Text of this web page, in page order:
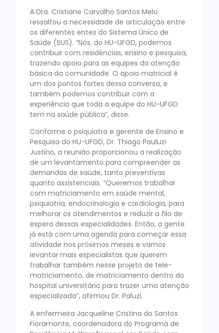
A Dra. Cristiane Carvalho Santos Melo
ressaltou a necessidade de articulação entre
os diferentes entes do Sistema Único de
Saúde (SUS). “Nós, do HU-UFGD, podemos
contribuir com residências, ensino e pesquisa,
trazendo apoio para as equipes da atenção
básica da comunidade. O apoio matricial é
um dos pontos fortes dessa conversa, e
também podemos contribuir com a
experiência que toda a equipe do HU-UFGD
tem na saúde pública”, disse.
Conforme o psiquiatra e gerente de Ensino e
Pesquisa do HU-UFGD, Dr. Thiago Pauluzi
Justino, a reunião proporcionou a realização
de um levantamento para compreender as
demandas de saúde, tanto preventivas
quanto assistenciais. “Queremos trabalhar
com matriciamento em saúde mental,
psiquiatria, endocrinologia e cardiologia, para
melhorar os atendimentos e reduzir a fila de
espera dessas especialidades. Então, a gente
já está com uma agenda para começar essa
atividade nos próximos meses e vamos
levantar mais especialistas que querem
trabalhar também nesse projeto de tele-
matriciamento, de matriciamento dentro do
hospital universitário para trazer uma atenção
especializada”, afirmou Dr. Paluzi.
A enfermeira Jacqueline Cristina do Santos
Fioramonte, coordenadora do Programa de